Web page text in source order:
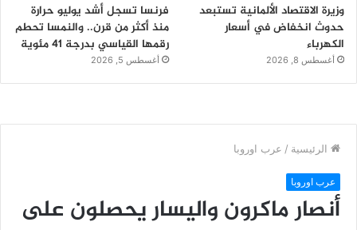
وزيرة الاقتصاد الألمانية تستبعد
حدوث انخفاض في أسعار
الكهرباء
أغسطس 8, 2026
فرنسا تسجل أشد يوليو حرارة
منذ أكثر من قرن.. والنمسا تحطم
رقمها القياسي بدرجة 41 مئوية
أغسطس 5, 2026